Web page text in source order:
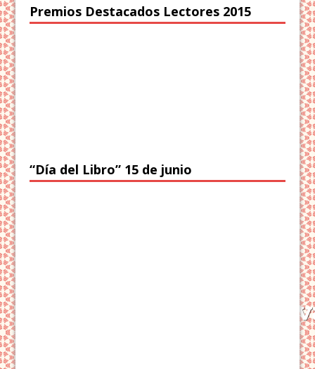
Premios Destacados Lectores 2015
“Día del Libro” 15 de junio